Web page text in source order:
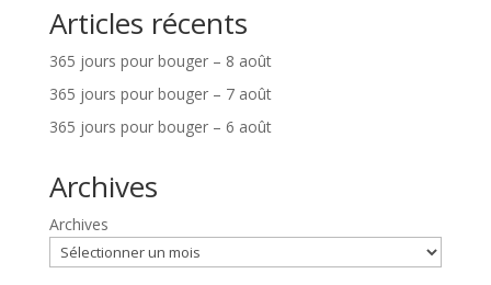
Articles récents
365 jours pour bouger – 8 août
365 jours pour bouger – 7 août
365 jours pour bouger – 6 août
Archives
Archives